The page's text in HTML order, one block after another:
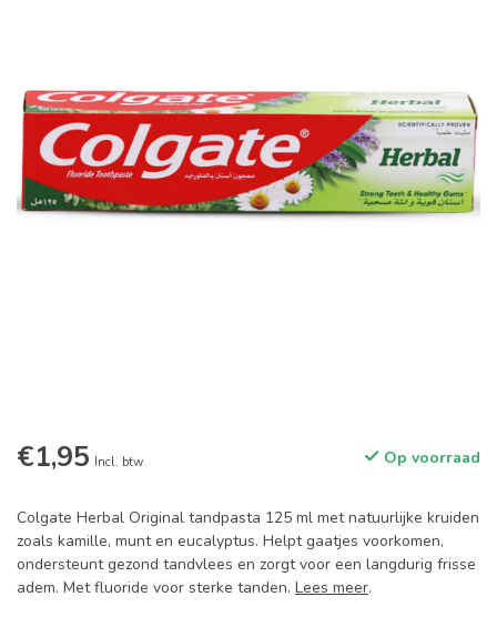
€1,95 Incl. btw Op voorraad
Colgate Herbal Original tandpasta 125 ml met natuurlijke kruiden
zoals kamille, munt en eucalyptus. Helpt gaatjes voorkomen,
ondersteunt gezond tandvlees en zorgt voor een langdurig frisse
adem. Met fluoride voor sterke tanden. Lees meer.